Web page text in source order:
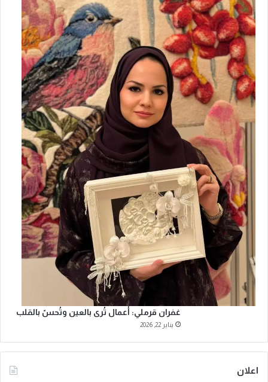
غفران قرملي: أعمال تُرى بالعين وتُحسّ بالقلب
يناير 22, 2026
اعلان